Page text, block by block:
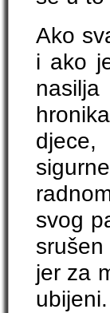
Ako
i ako
svog
jer za
ubijeni.